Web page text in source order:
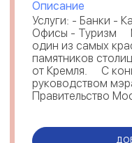
Описание
Услуги: - Банки -
Офисы - Туризм
один из самых
памятников
от Кремля. С
руководством
Правительство